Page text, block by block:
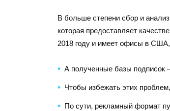
В больше степени сбор и
которая предоставляет
2018 году и имеет офисы в
А полученные базы подписок
Чтобы избежать этих
По сути, рекламный формат